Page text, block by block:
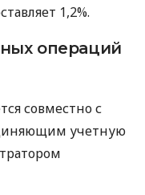
1,2%.
операций
совместно с
учетную